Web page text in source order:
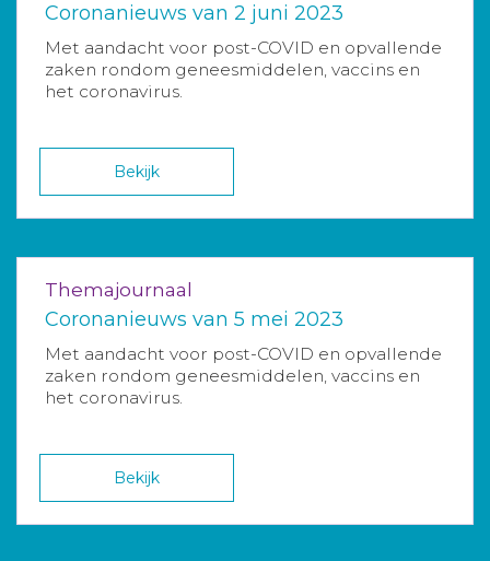
Coronanieuws van 2 juni 2023
Met aandacht voor post-COVID en opvallende
zaken rondom geneesmiddelen, vaccins en
het coronavirus.
Bekijk
Themajournaal
Coronanieuws van 5 mei 2023
Met aandacht voor post-COVID en opvallende
zaken rondom geneesmiddelen, vaccins en
het coronavirus.
Bekijk